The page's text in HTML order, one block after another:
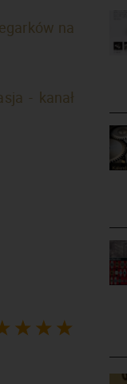
na
- kanał